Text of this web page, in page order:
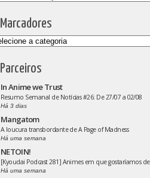
Marcadores
Parceiros
In Anime we Trust
Resumo Semanal de Notícias #26: De 27/07 a 02/08
Há 3 dias
Mangatom
A loucura transbordante de A Page of Madness
Há uma semana
NETOIN!
[Kyoudai Podcast 281] Animes em que gostaríamos de
Há uma semana